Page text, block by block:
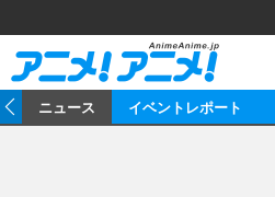
ニュース イベントレポート